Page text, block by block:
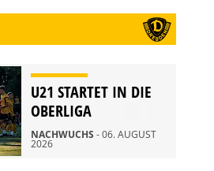
U21 STARTET IN DIE
OBERLIGA
NACHWUCHS - 06. AUGUST
2026